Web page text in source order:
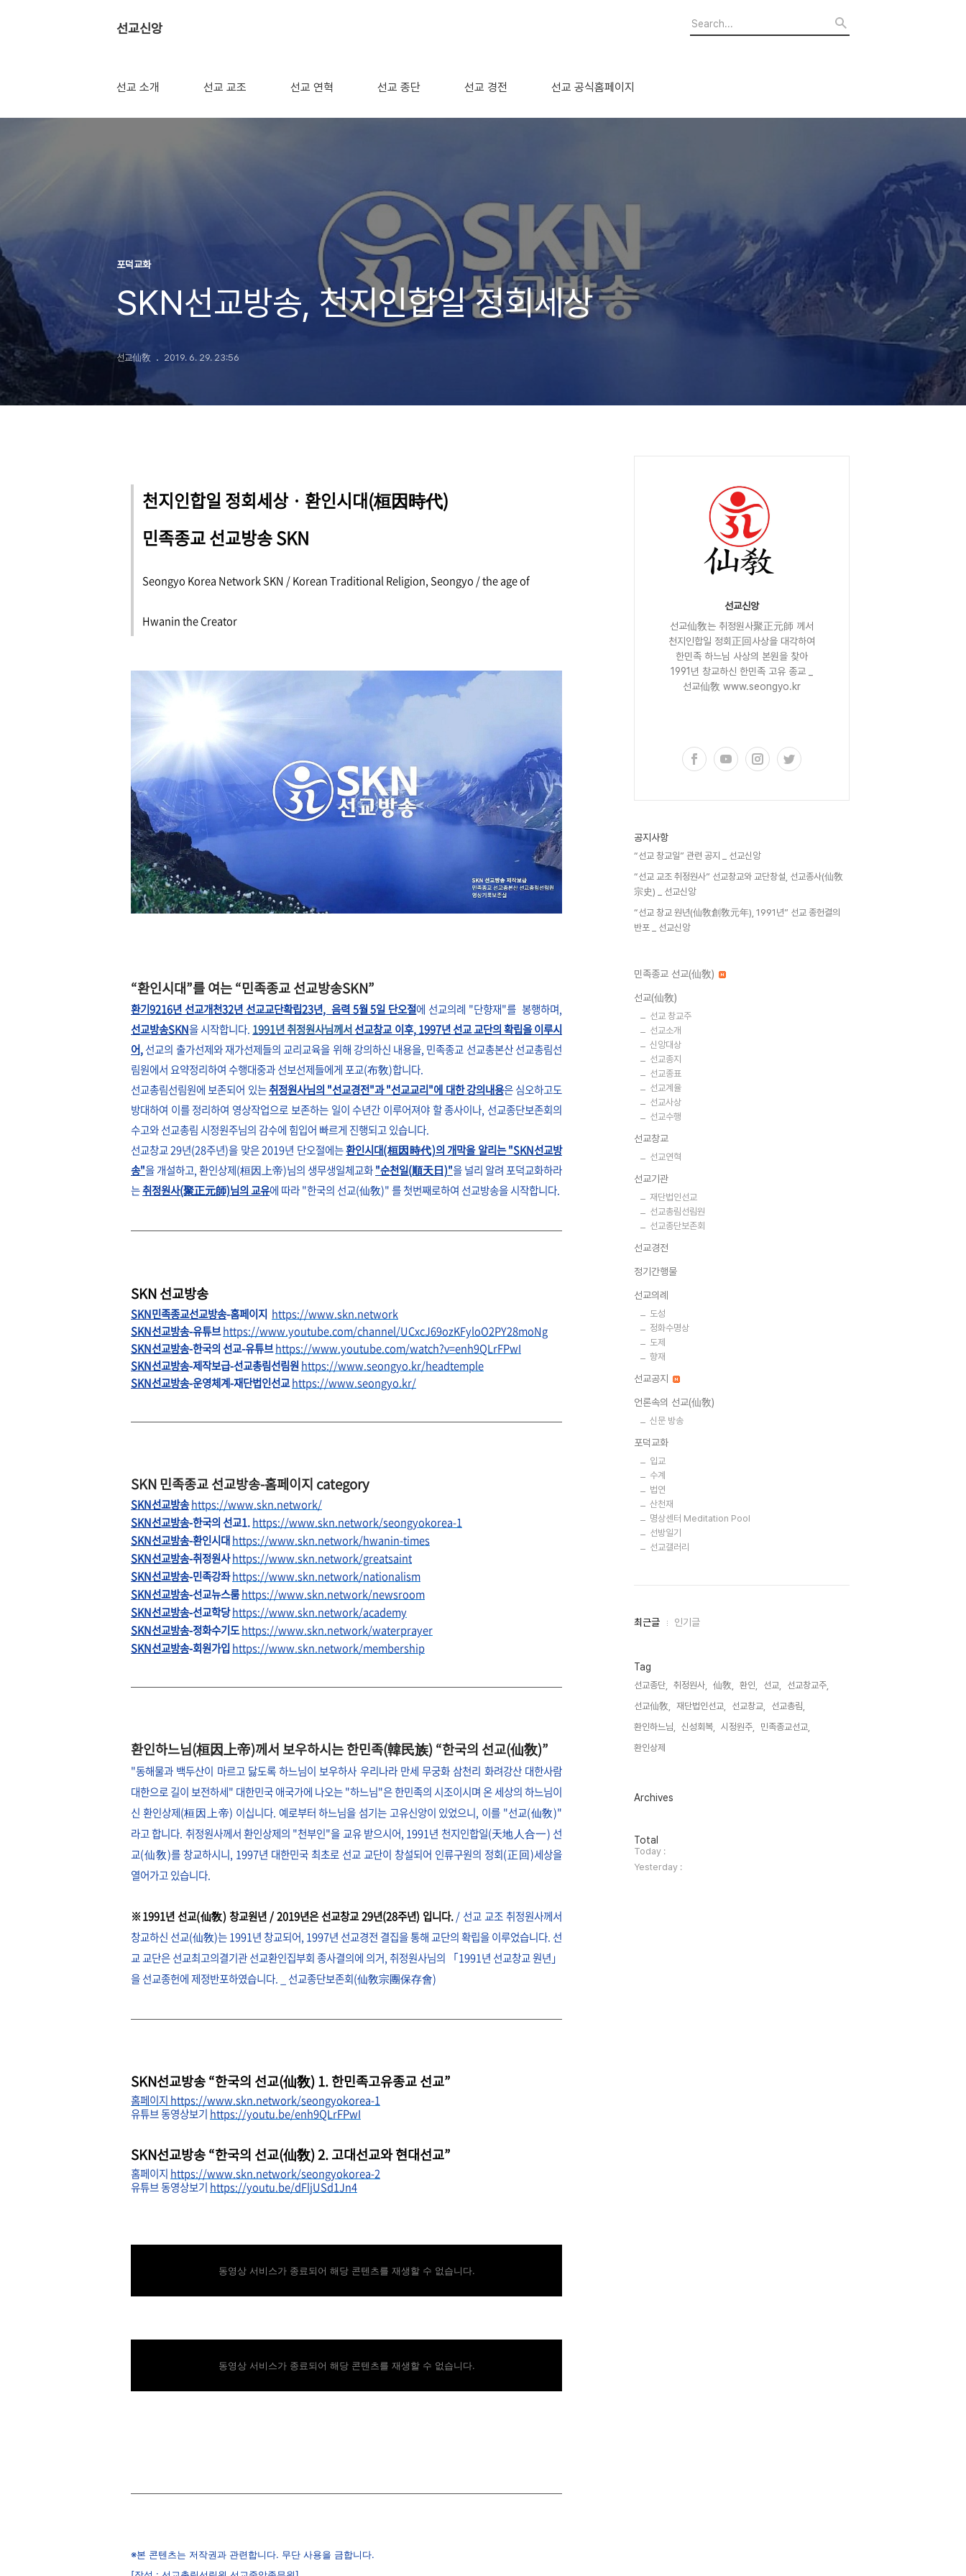
선교신앙
선교 소개 선교 교조 선교 연혁 선교 종단 선교 경전 선교 공식홈페이지
포덕교화
SKN선교방송, 천지인합일 정회세상
선교仙敎 2019. 6. 29. 23:56
천지인합일 정회세상 · 환인시대(桓因時代)
민족종교 선교방송 SKN
Seongyo Korea Network SKN /Korean Traditional Religion, Seongyo /the age of
Hwanin the Creator
“환인시대”를 여는 “민족종교 선교방송SKN”
환기9216년 선교개천32년 선교교단확립23년, 음력 5월 5일 단오절에 선교의례 "단향재"를 봉행하며,
선교방송SKN을 시작합니다. 1991년 취정원사님께서선교창교 이후, 1997년 선교 교단의 확립을 이루시
어,선교의 출가선제와 재가선제들의 교리교육을 위해 강의하신 내용을, 민족종교 선교총본산 선교총림선
림원에서 요약정리하여 수행대중과 선보선제들에게 포교(布敎)합니다.
선교총림선림원에 보존되어 있는취정원사님의 "선교경전"과 "선교교리"에 대한 강의내용은 심오하고도
방대하여 이를 정리하여 영상작업으로 보존하는 일이 수년간 이루어져야 할 종사이나, 선교종단보존회의
수고와 선교총림 시정원주님의 감수에 힘입어 빠르게 진행되고 있습니다.
선교창교 29년(28주년)을 맞은 2019년 단오절에는환인시대(桓因時代)의 개막을 알리는 "SKN선교방
송"을 개설하고, 환인상제(桓因上帝)님의 생무생일체교화"순천일(順天日)"을 널리 알려 포덕교화하라
는취정원사(聚正元師)님의 교유에 따라 "한국의 선교(仙敎)" 를 첫번째로하여 선교방송을 시작합니다.
SKN 선교방송
SKN민족종교선교방송-홈페이지 https://www.skn.network
SKN선교방송-유튜브https://www.youtube.com/channel/UCxcJ69ozKFyloO2PY28moNg
SKN선교방송-한국의 선교-유튜브https://www.youtube.com/watch?v=enh9QLrFPwI
SKN선교방송-제작보급-선교총림선림원 https://www.seongyo.kr/headtemple
SKN선교방송-운영체계-재단법인선교https://www.seongyo.kr/
SKN 민족종교 선교방송-홈페이지 category
SKN선교방송https://www.skn.network/
SKN선교방송-한국의 선교1.https://www.skn.network/seongyokorea-1
SKN선교방송-환인시대https://www.skn.network/hwanin-times
SKN선교방송-취정원사https://www.skn.network/greatsaint
SKN선교방송-민족강좌https://www.skn.network/nationalism
SKN선교방송-선교뉴스룸https://www.skn.network/newsroom
SKN선교방송-선교학당https://www.skn.network/academy
SKN선교방송-정화수기도https://www.skn.network/waterprayer
SKN선교방송-회원가입https://www.skn.network/membership
환인하느님(桓因上帝)께서 보우하시는 한민족(韓民族) “한국의 선교(仙敎)”
"동해물과 백두산이 마르고 닳도록 하느님이 보우하사 우리나라 만세무궁화 삼천리 화려강산 대한사람
대한으로 길이 보전하세" 대한민국 애국가에 나오는 "하느님"은 한민족의 시조이시며 온 세상의 하느님이
신 환인상제(桓因上帝) 이십니다. 예로부터 하느님을 섬기는 고유신앙이 있었으니, 이를 "선교(仙敎)"
라고 합니다. 취정원사께서 환인상제의 "천부인"을 교유 받으시어, 1991년 천지인합일(天地人合一) 선
교(仙敎)를 창교하시니, 1997년 대한민국 최초로 선교 교단이 창설되어 인류구원의 정회(正回)세상을
열어가고 있습니다.
※1991년 선교(仙敎) 창교원년 / 2019년은 선교창교 29년(28주년) 입니다./ 선교 교조 취정원사께서
창교하신 선교(仙敎)는 1991년 창교되어, 1997년 선교경전 결집을 통해 교단의 확립을 이루었습니다. 선
교 교단은 선교최고의결기관 선교환인집부회 종사결의에 의거, 취정원사님의 「1991년 선교창교 원년」
을 선교종헌에 제정반포하였습니다. _ 선교종단보존회(仙敎宗團保存會)
SKN선교방송 “한국의 선교(仙敎)1. 한민족고유종교 선교”
홈페이지 https://www.skn.network/seongyokorea-1
유튜브 동영상보기 https://youtu.be/enh9QLrFPwI
SKN선교방송 “한국의 선교(仙敎) 2. 고대선교와 현대선교”
홈페이지 https://www.skn.network/seongyokorea-2
유튜브 동영상보기 https://youtu.be/dFljUSd1Jn4
동영상 서비스가 종료되어 해당 콘텐츠를 재생할 수 없습니다.
동영상 서비스가 종료되어 해당 콘텐츠를 재생할 수 없습니다.
※본 콘텐츠는 저작권과 관련합니다. 무단 사용을 금합니다.
선교신앙
선교仙敎는 취정원사聚正元師 께서
천지인합일 정회正回사상을 대각하여
한민족 하느님 사상의 본원을 찾아
1991년 창교하신 한민족 고유 종교 _
선교仙敎 www.seongyo.kr
공지사항
“선교 창교일” 관련 공지 _ 선교신앙
“선교 교조 취정원사” 선교창교와 교단창설, 선교종사(仙敎
宗史) _ 선교신앙
“선교 창교 원년(仙敎創敎元年), 1991년” 선교 종헌결의
반포 _ 선교신앙
민족종교 선교(仙敎)
선교(仙敎)
선교 창교주
선교소개
신앙대상
선교종지
선교종표
선교계율
선교사상
선교수행
선교창교
선교연혁
선교기관
재단법인선교
선교총림선림원
선교종단보존회
선교경전
정기간행물
선교의례
도성
정화수명상
도제
향재
선교공지
언론속의 선교(仙敎)
신문 방송
포덕교화
입교
수계
법연
산천재
명상센터 Meditation Pool
선방일기
선교갤러리
최
인
글
최근글 인기글
Tag
선교종단, 취정원사, 仙敎, 환인, 선교,
선교창교주,
선교仙敎,
재단법인선교, 선교창교,
선교총림,
환인하느님,
신성회복, 시정원주,
민족종교선교,
환인상제,
Archives
방
문
자
수
Total
Today :
Yesterday :